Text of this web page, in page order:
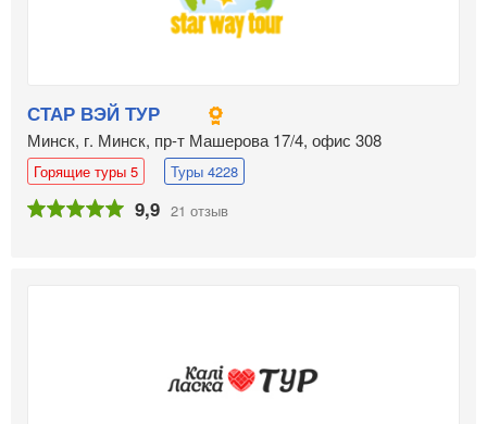
СТАР ВЭЙ ТУР
Минск, г. Минск, пр-т Машерова 17/4, офис 308
Горящие туры 5 Туры 4228
9,9 21 отзыв